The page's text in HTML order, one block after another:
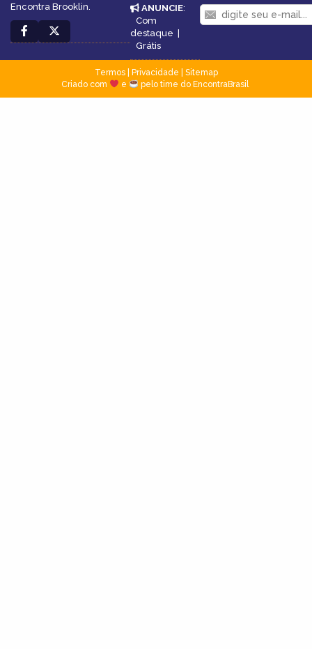
Encontra Brooklin.
ANUNCIE:
Com
destaque |
Grátis
Termos| Privacidade
Sitemap
Criado com
e pelo time do EncontraBrasil